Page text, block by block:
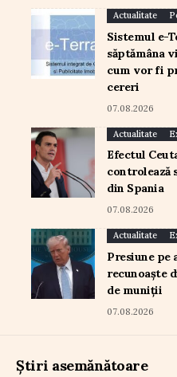
Actualitate
Sistemul e-
săptămâna
cum vor fi
cereri
07.08.2026
Actualitate
Efectul
controlează
din Spania
07.08.2026
Actualitate
Presiune pe
recunoaște
de muniții
07.08.2026
Știri asemănătoare